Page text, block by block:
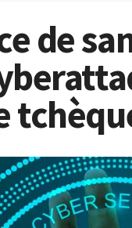
de